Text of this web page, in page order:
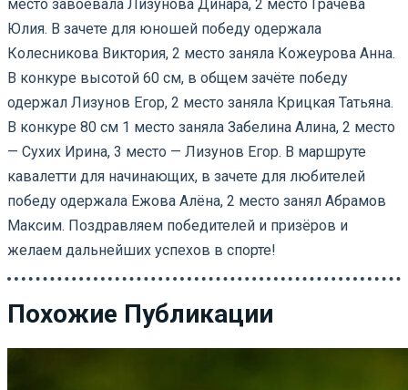
место завоевала Лизунова Динара, 2 место Грачева
Юлия. В зачете для юношей победу одержала
Колесникова Виктория, 2 место заняла Кожеурова Анна.
В конкуре высотой 60 см, в общем зачёте победу
одержал Лизунов Егор, 2 место заняла Крицкая Татьяна.
В конкуре 80 см 1 место заняла Забелина Алина, 2 место
— Сухих Ирина, 3 место — Лизунов Егор. В маршруте
кавалетти для начинающих, в зачете для любителей
победу одержала Ежова Алёна, 2 место занял Абрамов
Максим. Поздравляем победителей и призёров и
желаем дальнейших успехов в спорте!
Похожие Публикации